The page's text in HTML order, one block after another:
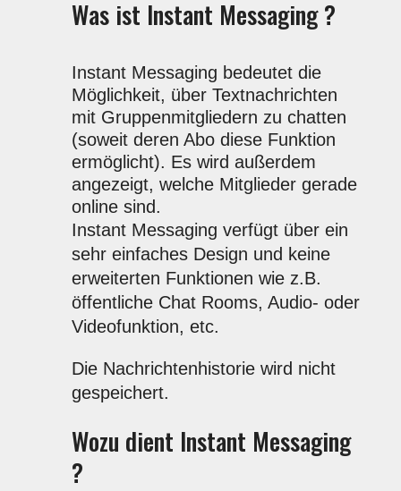
Was ist Instant Messaging ?
Instant Messaging bedeutet die
Möglichkeit, über Textnachrichten
mit Gruppenmitgliedern zu chatten
(soweit deren Abo diese Funktion
ermöglicht). Es wird außerdem
angezeigt, welche Mitglieder gerade
online sind.
Instant Messaging verfügt über ein
sehr einfaches Design und keine
erweiterten Funktionen wie z.B.
öffentliche Chat Rooms, Audio- oder
Videofunktion, etc.
Die Nachrichtenhistorie wird nicht
gespeichert.
Wozu dient Instant Messaging
?